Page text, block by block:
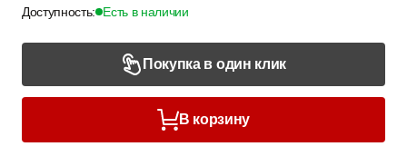
Доступность: Есть в наличии
Покупка в один клик
В корзину